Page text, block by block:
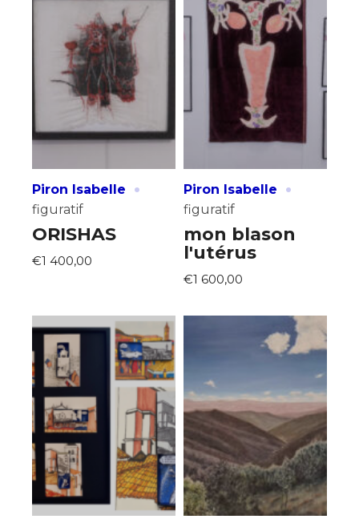
Piron Isabelle ·
figuratif
ORISHAS
€1 400,00
Piron Isabelle ·
figuratif
mon blason
l'utérus
€1 600,00